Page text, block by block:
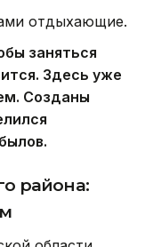
отдыхающие.
заняться
Здесь уже
Созданы
района: